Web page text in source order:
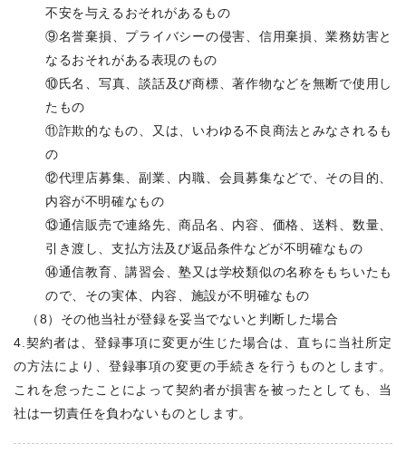
不安を与えるおそれがあるもの
⑨名誉棄損、プライバシーの侵害、信用棄損、業務妨害と
なるおそれがある表現のもの
⑩氏名、写真、談話及び商標、著作物などを無断で使用し
たもの
⑪詐欺的なもの、又は、いわゆる不良商法とみなされるも
の
⑫代理店募集、副業、内職、会員募集などで、その目的、
内容が不明確なもの
⑬通信販売で連絡先、商品名、内容、価格、送料、数量、
引き渡し、支払方法及び返品条件などが不明確なもの
⑭通信教育、講習会、塾又は学校類似の名称をもちいたも
ので、その実体、内容、施設が不明確なもの
（8）その他当社が登録を妥当でないと判断した場合
4.契約者は、登録事項に変更が生じた場合は、直ちに当社所定
の方法により、登録事項の変更の手続きを行うものとします。
これを怠ったことによって契約者が損害を被ったとしても、当
社は一切責任を負わないものとします。